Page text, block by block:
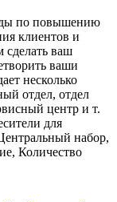
по повышению
клиентов и
ваш
ваши
несколько
отдел, отдел
центр и т.
для
набор,
Количество